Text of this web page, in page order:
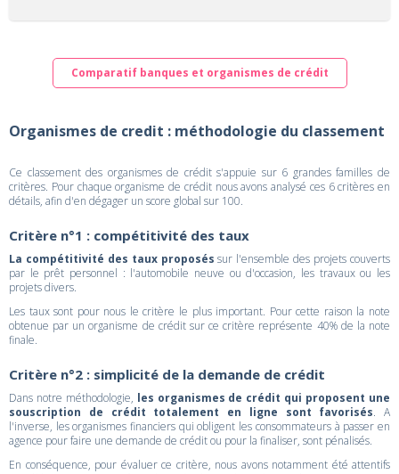
Comparatif banques et organismes de crédit
Organismes de credit : méthodologie du classement
Ce classement des organismes de crédit s'appuie sur 6 grandes familles de
critères. Pour chaque organisme de crédit nous avons analysé ces 6 critères en
détails, afin d'en dégager un score global sur 100.
Critère n°1 : compétitivité des taux
La compétitivité des taux proposés sur l'ensemble des projets couverts
par le prêt personnel : l'automobile neuve ou d'occasion, les travaux ou les
projets divers.
Les taux sont pour nous le critère le plus important. Pour cette raison la note
obtenue par un organisme de crédit sur ce critère représente 40% de la note
finale.
Critère n°2 : simplicité de la demande de crédit
Dans notre méthodologie, les organismes de crédit qui proposent une
souscription de crédit totalement en ligne sont favorisés. A
l'inverse, les organismes financiers qui obligent les consommateurs à passer en
agence pour faire une demande de crédit ou pour la finaliser, sont pénalisés.
En conséquence, pour évaluer ce critère, nous avons notamment été attentifs